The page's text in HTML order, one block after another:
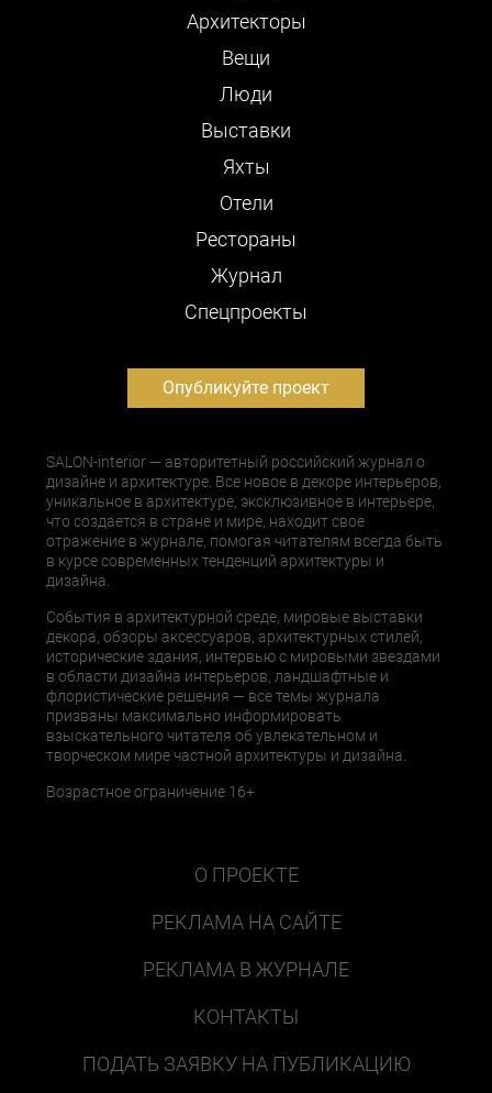
Архитекторы
Вещи
Люди
Выставки
Яхты
Отели
Рестораны
Журнал
Cпецпроекты
Опубликуйте проект
SALON-interior — авторитетный российский журнал о
дизайне и архитектуре. Все новое в декоре интерьеров,
уникальное в архитектуре, эксклюзивное в интерьере,
что создается в стране и мире, находит свое
отражение в журнале, помогая читателям всегда быть
в курсе современных тенденций архитектуры и
дизайна.
События в архитектурной среде, мировые выставки
декора, обзоры аксессуаров, архитектурных стилей,
исторические здания, интервью с мировыми звездами
в области дизайна интерьеров, ландшафтные и
флористические решения — все темы журнала
призваны максимально информировать
взыскательного читателя об увлекательном и
творческом мире частной архитектуры и дизайна.
Возрастное ограничение 16+
О ПРОЕКТЕ
РЕКЛАМА НА САЙТЕ
РЕКЛАМА В ЖУРНАЛЕ
КОНТАКТЫ
ПОДАТЬ ЗАЯВКУ НА ПУБЛИКАЦИЮ